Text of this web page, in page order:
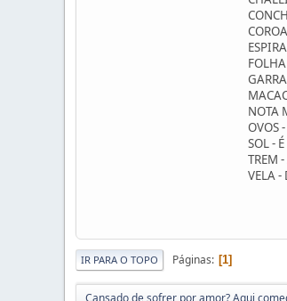
NOTA
OVOS
SOL -
TREM
VELA
IR PARA O TOPO Páginas 1
Cansado de sofrer por amor? Aqui